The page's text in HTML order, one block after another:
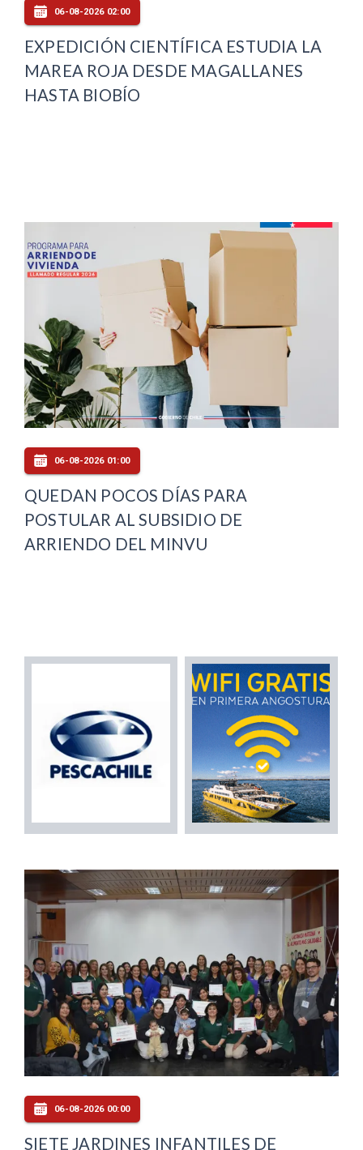
06-08-2026 02:00
EXPEDICIÓN CIENTÍFICA ESTUDIA LA
MAREA ROJA DESDE MAGALLANES
HASTA BIOBÍO
06-08-2026 01:00
QUEDAN POCOS DÍAS PARA
POSTULAR AL SUBSIDIO DE
ARRIENDO DEL MINVU
06-08-2026 00:00
SIETE JARDINES INFANTILES DE